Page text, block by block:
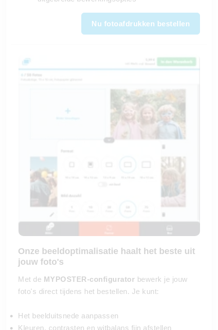
Nu fotoafdrukken bestellen
Onze beeldoptimalisatie haalt het beste uit
jouw foto's
Met de MYPOSTER-configurator bewerk je jouw
foto's direct tijdens het bestellen. Je kunt:
Het beelduitsnede aanpassen
Kleuren, contrasten en witbalans fijn afstellen